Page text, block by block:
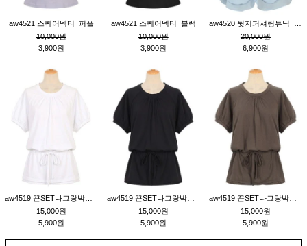
aw4521 스퀘어넥티_퍼플
10,000원
3,900원
aw4521 스퀘어넥티_블랙
10,000원
3,900원
20,000원
6,900원
15,000원
5,900원
15,000원
5,900원
15,000원
5,900원